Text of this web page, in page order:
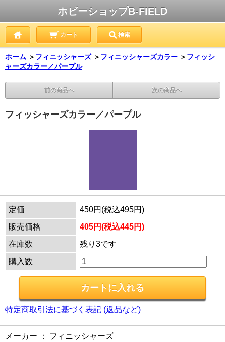
ホビーショップB-FIELD
カート 検索
ホーム ＞ フィニッシャーズ ＞ フィニッシャーズカラー ＞ フィッシ
ャーズカラー／パープル
前の商品へ 次の商品へ
フィッシャーズカラー／パープル
定価
450円(税込495円)
販売価格
405円(税込445円)
在庫数
残り3です
購入数
特定商取引法に基づく表記 (返品など)
メーカー ： フィニッシャーズ